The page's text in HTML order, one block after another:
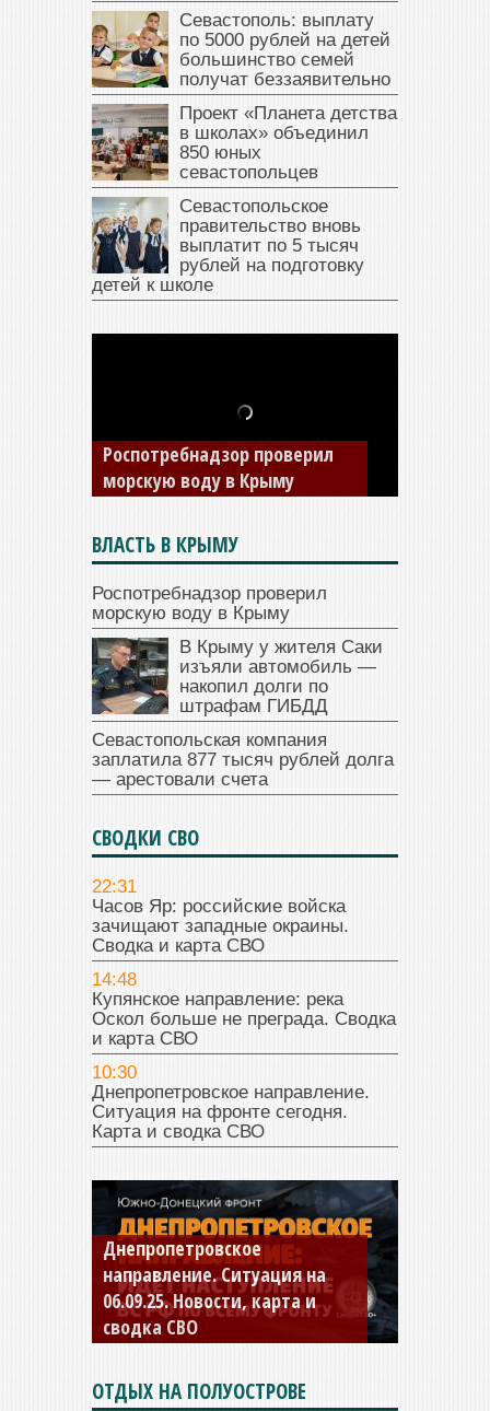
Севастополь: выплату
по 5000 рублей на детей
большинство семей
получат беззаявительно
Проект «Планета детства
в школах» объединил
850 юных
севастопольцев
Севастопольское
правительство вновь
выплатит по 5 тысяч
рублей на подготовку
детей к школе
В Крыму у жителя Саки
изъяли автомобиль —
накопил долги по штрафам
ГИБДД
ВЛАСТЬ В КРЫМУ
Роспотребнадзор проверил
морскую воду в Крыму
В Крыму у жителя Саки
изъяли автомобиль —
накопил долги по
штрафам ГИБДД
Севастопольская компания
заплатила 877 тысяч рублей долга
— арестовали счета
СВОДКИ СВО
22:31
Часов Яр: российские войска
зачищают западные окраины.
Сводка и карта СВО
14:48
Купянское направление: река
Оскол больше не преграда. Сводка
и карта СВО
10:30
Днепропетровское направление.
Ситуация на фронте сегодня.
Карта и сводка СВО
Константиновское
направление. Ситуация на
04.09.25 Новости, карта и
сводка СВО
ОТДЫХ НА ПОЛУОСТРОВЕ